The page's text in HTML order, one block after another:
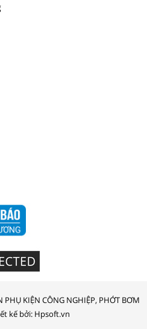
KIỆN CÔNG NGHIỆP, PHỚT BƠM
kế bởi: Hpsoft.vn